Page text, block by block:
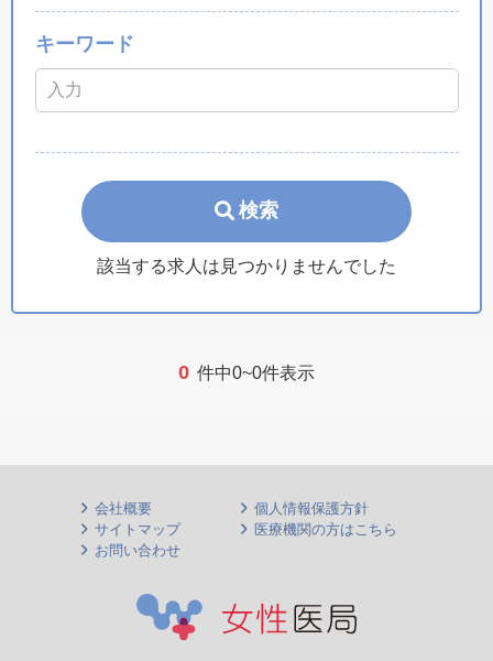
キーワード
検索
該当する求人は見つかりませんでした
0 件中0~0件表示
会社概要
個人情報保護方針
サイトマップ
医療機関の方はこちら
お問い合わせ